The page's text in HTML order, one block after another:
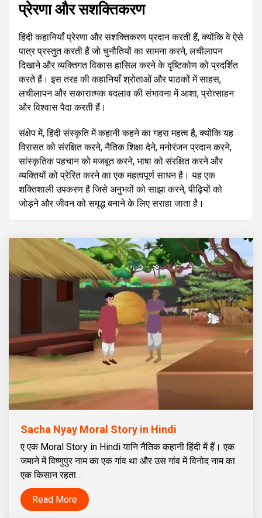
प्रेरणा और सशक्तिकरण
हिंदी कहानियाँ प्रेरणा और सशक्तिकरण प्रदान करती हैं, क्योंकि वे ऐसे
पात्र प्रस्तुत करती हैं जो चुनौतियों का सामना करने, लचीलापन
दिखाने और व्यक्तिगत विकास हासिल करने के दृष्टिकोण को प्रदर्शित
करते हैं। इस तरह की कहानियाँ श्रोताओं और पाठकों में साहस,
लचीलापन और सकारात्मक बदलाव की संभावना में आशा, प्रोत्साहन
और विश्वास पैदा करती हैं।
संक्षेप में, हिंदी संस्कृति में कहानी कहने का गहरा महत्व है, क्योंकि यह
विरासत को संरक्षित करने, नैतिक शिक्षा देने, मनोरंजन प्रदान करने,
सांस्कृतिक पहचान को मजबूत करने, भाषा को संरक्षित करने और
व्यक्तियों को प्रेरित करने का एक महत्वपूर्ण साधन है। यह एक
शक्तिशाली उपकरण है जिसे अनुभवों को साझा करने, पीढ़ियों को
जोड़ने और जीवन को समृद्ध बनाने के लिए सराहा जाता है।
Sacha Nyay Moral Story in Hindi
ए एक Moral Story in Hindi यानि नैतिक कहानी हिंदी में हैं। एक
जमाने में विष्णुपुर नाम का एक गांव था और उस गांव में विनोद नाम का
एक किसान रहता…
Read More